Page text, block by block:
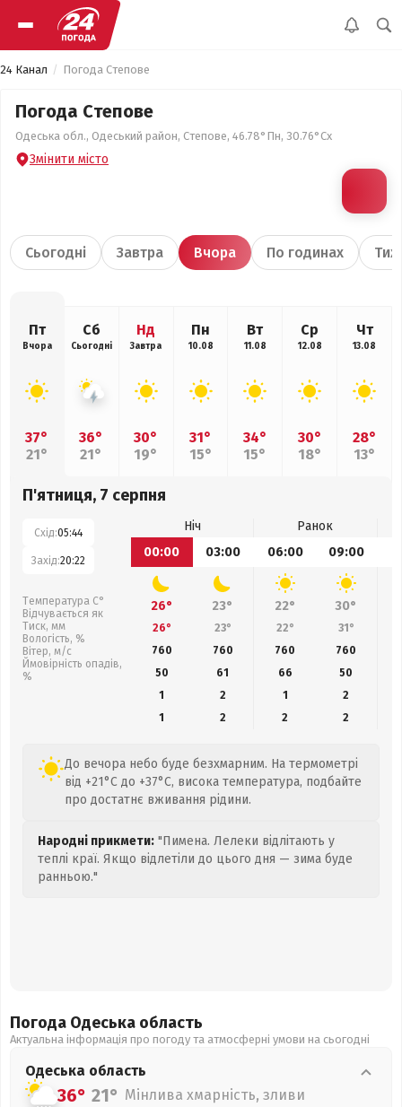
24 Канал Погода Степове
Погода Степове
Одеська обл., Одеський район, Степове, 46.78°Пн, 30.76°Сх
Змінити місто
Сьогодні Завтра Вчора По годинах
Пт
Вчора
37°
21°
Сб
Сьогодні
36°
21°
Нд
Завтра
30°
19°
Пн
10.08
31°
15°
Вт
11.08
34°
15°
Ср
12.08
30°
18°
Чт
13.08
28°
13°
П'ятниця, 7 серпня
Схід:05:44
Захід:20:22
Температура С°
Відчувається як
Тиск, мм
Вологість, %
Вітер, м/с
Ймовірність опадів,
%
Ніч
Ранок
00:00
03:00 06:00 09:00
26° 23° 22° 30°
26° 23° 22° 31°
760
760 760 760
50
61 66 50
1
2 1
2
1
2 2 2
До вечора небо буде безхмарним. На термометрі
від +21°C до +37°C, висока температура, подбайте
про достатнє вживання рідини.
Народні прикмети: "Пимена. Лелеки відлітають у
теплі краї. Якщо відлетіли до цього дня — зима буде
ранньою."
Погода Одеська область
Актуальна інформація про погоду та атмосферні умови на сьогодні
Одеська область
36° 21° Мінлива хмарність, зливи